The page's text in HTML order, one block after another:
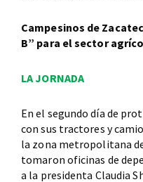
Campesinos de
B” para el sector
LA JORNADA
En el segundo día de
con sus tractores y
la zona metropolitana
tomaron oficinas de
a la presidenta Claudia